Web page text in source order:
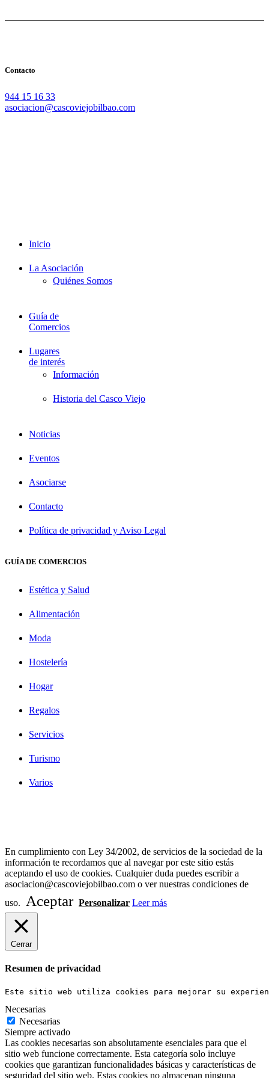
Contacto
944 15 16 33
asociacion@cascoviejobilbao.com
Inicio
La Asociación
Quiénes Somos
Guía de
Comercios
Lugares
de interés
Información
Historia del Casco Viejo
Noticias
Eventos
Asociarse
Contacto
Política de privacidad y Aviso Legal
GUÍA DE COMERCIOS
Estética y Salud
Alimentación
Moda
Hostelería
Hogar
Regalos
Servicios
Turismo
Varios
En cumplimiento con Ley 34/2002, de servicios de la sociedad de la
información te recordamos que al navegar por este sitio estás
aceptando el uso de cookies. Cualquier duda puedes escribir a
asociacion@cascoviejobilbao.com o ver nuestras condiciones de
uso.
Aceptar Personalizar Leer más
Cerrar
Resumen de privacidad
Este sitio web utiliza cookies para mejorar su
Necesarias
Necesarias
Siempre activado
Las cookies necesarias son absolutamente esenciales para que el
sitio web funcione correctamente. Esta categoría solo incluye
cookies que garantizan funcionalidades básicas y características de
seguridad del sitio web. Estas cookies no almacenan ninguna